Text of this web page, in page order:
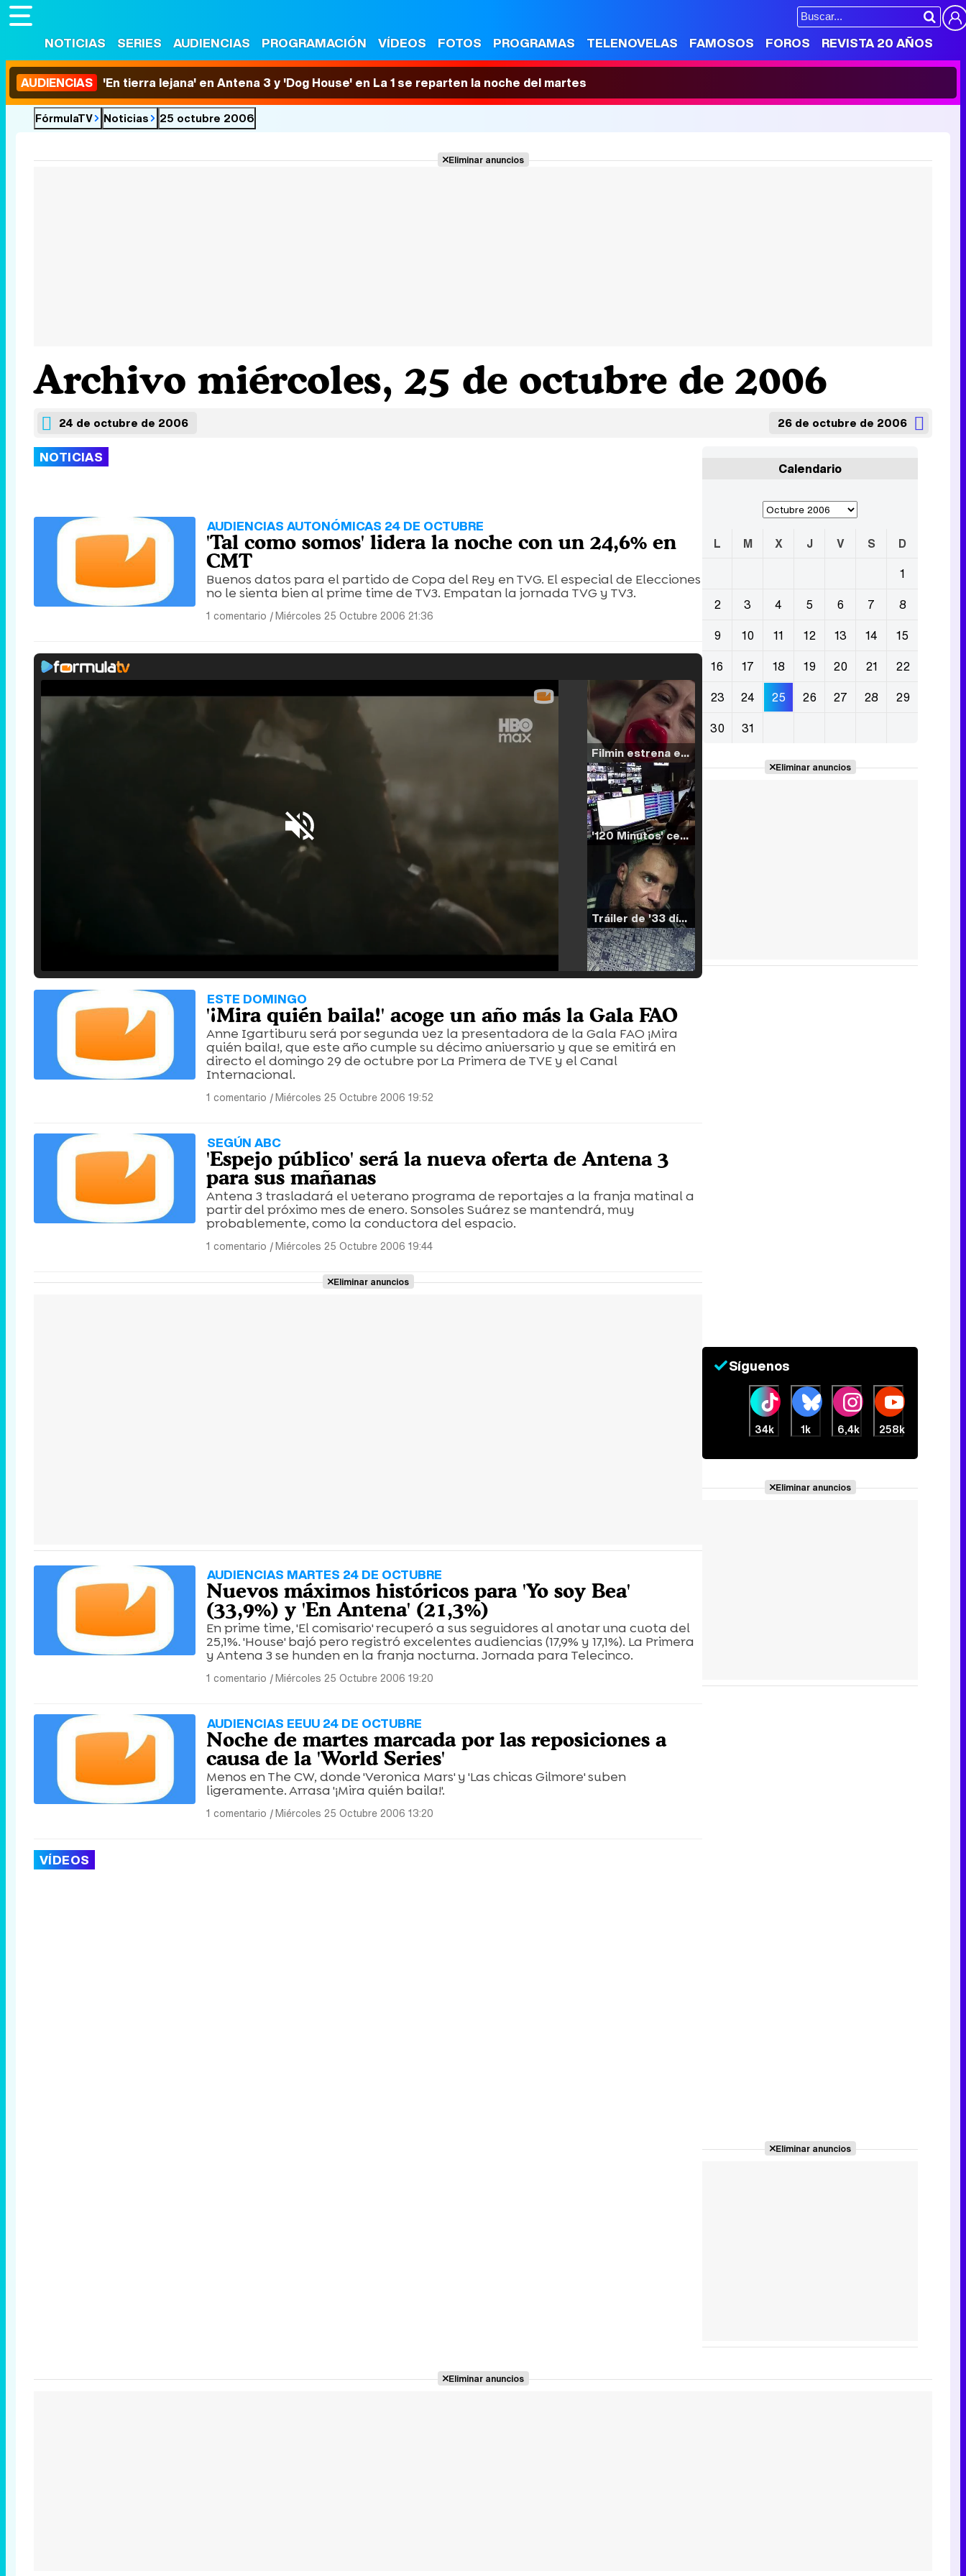
NOTICIAS SERIES AUDIENCIAS PROGRAMACIÓN VÍDEOS FOTOS PROGRAMAS TELENOVELAS FAMOSOS FOROS REVISTA 20 AÑOS
AUDIENCIAS 'En tierra lejana' en Antena 3 y 'Dog House' en La 1 se reparten la noche del martes
FórmulaTV Noticias 25 octubre 2006
Eliminar anuncios
Archivo miércoles, 25 de octubre de 2006
24 de octubre de 2006 26 de octubre de 2006
NOTICIAS
AUDIENCIAS AUTONÓMICAS 24 DE OCTUBRE
'Tal como somos' lidera la noche con un 24,6% en
CMT
Buenos datos para el partido de Copa del Rey en TVG. El especial de Elecciones
no le sienta bien al prime time de TV3. Empatan la jornada TVG y TV3.
1 comentario |Miércoles 25 Octubre 2006 21:36
Filmin estrena el tráiler de 'Millennial Mal', su nueva comedia universitaria de la mano de Lorena Iglesias
'120 Minutos' celebra sus 2.000 programas en Telemadrid con un vídeo del día a día en la redacción
Tráiler de '33 días', la nueva serie de Atresplayer con Julián Villagrán y José Manuel Poga
ESTE DOMINGO
'¡Mira quién baila!' acoge un año más la Gala FAO
Anne Igartiburu será por segunda vez la presentadora de la Gala FAO ¡Mira
quién baila!, que este año cumple su décimo aniversario y que se emitirá en
directo el domingo 29 de octubre por La Primera de TVE y el Canal
Internacional.
1 comentario |Miércoles 25 Octubre 2006 19:52
SEGÚN ABC
'Espejo público' será la nueva oferta de Antena 3
para sus mañanas
Antena 3 trasladará el veterano programa de reportajes a la franja matinal a
partir del próximo mes de enero. Sonsoles Suárez se mantendrá, muy
probablemente, como la conductora del espacio.
1 comentario |Miércoles 25 Octubre 2006 19:44
Eliminar anuncios
AUDIENCIAS MARTES 24 DE OCTUBRE
Nuevos máximos históricos para 'Yo soy Bea'
(33,9%) y 'En Antena' (21,3%)
En prime time, 'El comisario' recuperó a sus seguidores al anotar una cuota del
25,1%. 'House' bajó pero registró excelentes audiencias (17,9% y 17,1%). La Primera
y Antena 3 se hunden en la franja nocturna. Jornada para Telecinco.
1 comentario |Miércoles 25 Octubre 2006 19:20
AUDIENCIAS EEUU 24 DE OCTUBRE
Noche de martes marcada por las reposiciones a
causa de la 'World Series'
Menos en The CW, donde 'Veronica Mars' y 'Las chicas Gilmore' suben
ligeramente. Arrasa '¡Mira quién baila!'.
1 comentario |Miércoles 25 Octubre 2006 13:20
VÍDEOS
Calendario
L M X J V S
D
1
2
3 4 5 6 7
8
9
10 11 12 13 14
15
16
17 18 19 20 21
22
23
24 25 26 27 28
29
30
31
Eliminar anuncios
Síguenos
34k 1k 6,4k 258k
Eliminar anuncios
Eliminar anuncios
Eliminar anuncios